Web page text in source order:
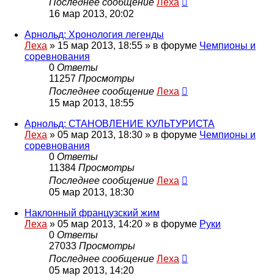
16 мар 2013, 20:02
Арнольд: Хронология легенды
Леха » 15 мар 2013, 18:55 » в форуме Чемпионы и
соревнования
0 Ответы
11257 Просмотры
Последнее сообщение Леха
15 мар 2013, 18:55
Арнольд: СТАНОВЛЕНИЕ КУЛЬТУРИСТА
Леха » 05 мар 2013, 18:30 » в форуме Чемпионы и
соревнования
0 Ответы
11384 Просмотры
Последнее сообщение Леха
05 мар 2013, 18:30
Наклонный французский жим
Леха » 05 мар 2013, 14:20 » в форуме Руки
0 Ответы
27033 Просмотры
Последнее сообщение Леха
05 мар 2013, 14:20